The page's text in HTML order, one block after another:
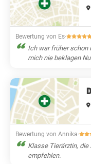
Bewertung von Es·
Ich war früher schon
mich nie beklagen
Bewertung von Annika·
Klasse Tierärztin,
empfehlen.